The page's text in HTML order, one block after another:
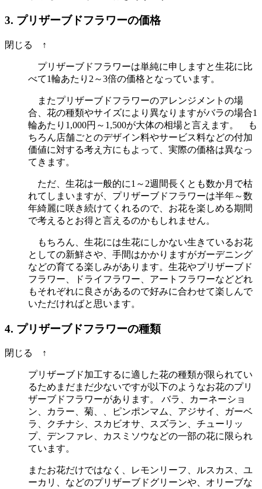
3. プリザーブドフラワーの価格
閉じる ↑
プリザーブドフラワーは単純に申しますと生花に比
べて1輪あたり2～3倍の価格となっています。
またプリザーブドフラワーのアレンジメントの場
合、花の種類やサイズにより異なりますがバラの場合1
輪あたり1,000円～1,500が大体の相場と言えます。 も
ちろん店舗ごとのデザイン料やサービス料などの付加
価値に対する考え方にもよって、実際の価格は異なっ
てきます。
ただ、生花は一般的に1～2週間長くとも数か月で枯
れてしまいますが、プリザーブドフラワーは半年～数
年綺麗に咲き続けてくれるので、お花を楽しめる期間
で考えるとお得と言えるのかもしれません。
もちろん、生花には生花にしかない生きているお花
としての新鮮さや、手間はかかりますがガーデニング
などの育てる楽しみがあります。生花やプリザーブド
フラワー、ドライフラワー、アートフラワーなどどれ
もそれぞれに良さがあるので好みに合わせて楽しんで
いただければと思います。
4. プリザーブドフラワーの種類
閉じる ↑
プリザーブド加工するに適した花の種類が限られてい
るためまだまだ少ないですが以下のようなお花のプリ
ザーブドフラワーがあります。 バラ、カーネーショ
ン、カラー、菊、、ピンポンマム、アジサイ、ガーベ
ラ、クチナシ、スカビオサ、スズラン、チューリッ
プ、デンファレ、カスミソウなどの一部の花に限られ
ています。
またお花だけではなく、レモンリーフ、ルスカス、ユ
ーカリ、などのプリザーブドグリーンや、オリーブな